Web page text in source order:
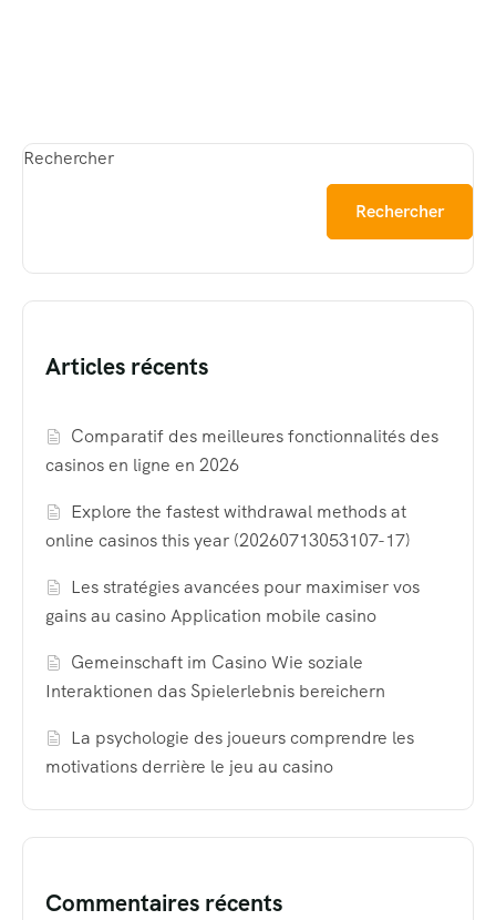
Rechercher
Rechercher
Articles récents
Comparatif des meilleures fonctionnalités des
casinos en ligne en 2026
Explore the fastest withdrawal methods at
online casinos this year (20260713053107-17)
Les stratégies avancées pour maximiser vos
gains au casino Application mobile casino
Gemeinschaft im Casino Wie soziale
Interaktionen das Spielerlebnis bereichern
La psychologie des joueurs comprendre les
motivations derrière le jeu au casino
Commentaires récents